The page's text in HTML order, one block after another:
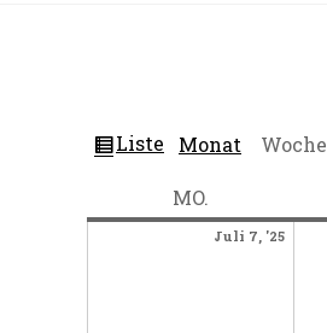
Ansicht
Liste Monat Woche
MO.
Juli 7, '25Juli